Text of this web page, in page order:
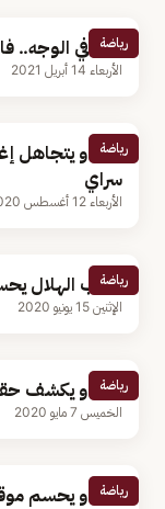
رياضة
كسر في الوجه..
الأربعاء 14 أبريل 2021
رياضة
فالكاو يتجاهل
سراي
الأربعاء 12 أغسطس 2020
رياضة
مدرب الهلال
الإثنين 15 يونيو 2020
رياضة
فالكاو يكشف
الخميس 7 مايو 2020
رياضة
فالكاو يحسم